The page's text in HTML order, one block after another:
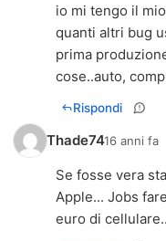
io mi tengo il
quanti altri bug
prima
cose..auto,
Rispondi
Thade7416 anni fa
Se fosse vera
Apple... Jobs
euro di